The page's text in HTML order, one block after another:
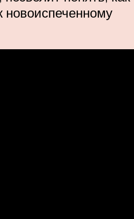
новоиспеченному